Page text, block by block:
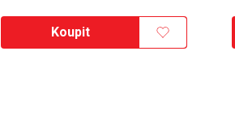
Koupit